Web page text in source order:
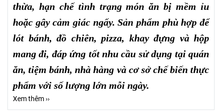
thừa, hạn chế tình trạng món ăn bị mềm ỉu
hoặc gây cảm giác ngấy. Sản phẩm phù hợp để
lót bánh, đồ chiên, pizza, khay đựng và hộp
mang đi, đáp ứng tốt nhu cầu sử dụng tại quán
ăn, tiệm bánh, nhà hàng và cơ sở chế biến thực
phẩm với số lượng lớn mỗi ngày.
Xem thêm ››